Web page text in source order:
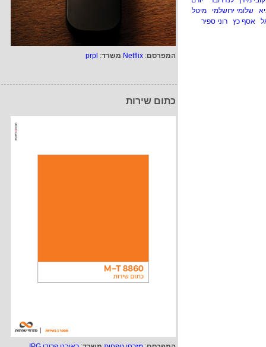
המפרסם:
Netflix משרד:
prpl
כתום שירות
שלומי ירושלמי
מיטל
אסף כץ רוני ספיר